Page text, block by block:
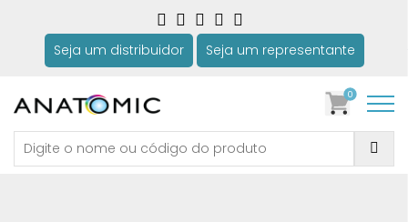
Seja um distribuidor Seja um representante
0